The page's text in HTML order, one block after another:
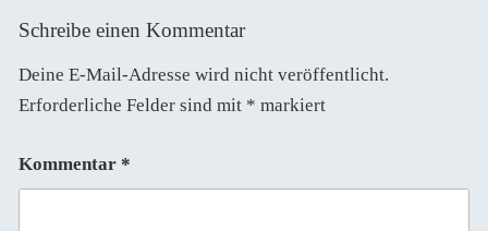
Schreibe einen Kommentar
Deine E-Mail-Adresse wird nicht veröffentlicht.
Erforderliche Felder sind mit * markiert
Kommentar *